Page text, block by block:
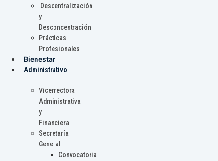
Descentralización
y
Desconcentración
Prácticas
Profesionales
Bienestar
Administrativo
Vicerrectora
Administrativa
y
Financiera
Secretaría
General
Convocatoria